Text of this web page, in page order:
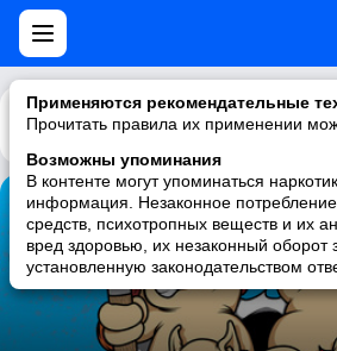
Применяются рекомендательные
Прочитать правила их применении
Возможны упоминания
В контенте могут упоминаться
информация. Незаконное потребление
средств, психотропных веществ и их
вред здоровью, их незаконный оборот
установленную законодательством
Каталог Рекомендации
Pardon Me! Where Do I
One Morning Left